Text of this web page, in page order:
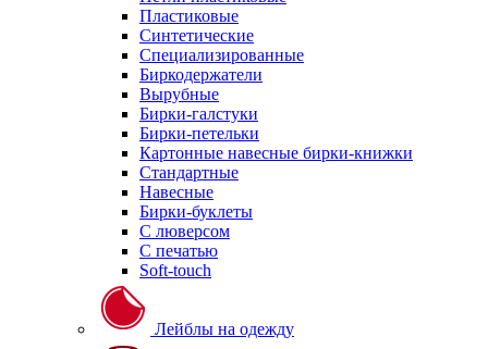
Пластиковые
Синтетические
Специализированные
Биркодержатели
Вырубные
Бирки-галстуки
Бирки-петельки
Картонные навесные бирки-книжки
Стандартные
Навесные
Бирки-буклеты
С люверсом
С печатью
Soft-touch
Лейблы на одежду